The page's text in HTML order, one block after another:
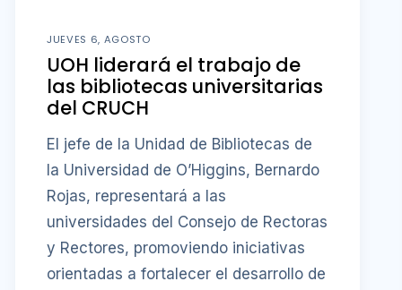
JUEVES 6, AGOSTO
UOH liderará el trabajo de
las bibliotecas universitarias
del CRUCH
El jefe de la Unidad de Bibliotecas de
la Universidad de O’Higgins, Bernardo
Rojas, representará a las
universidades del Consejo de Rectoras
y Rectores, promoviendo iniciativas
orientadas a fortalecer el desarrollo de